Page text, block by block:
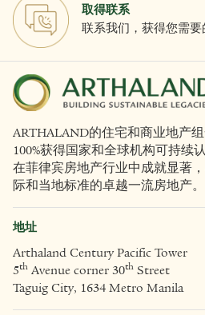
取得联系
联系我们，获得您需要
ARTHALAND的住宅和商业地产
100%获得国家和全球机构可持续
在菲律宾房地产行业中成就显著
际和当地标准的卓越一流房地产。
地址
Arthaland Century Pacific Tower
5th Avenue corner 30th Street
Taguig City, 1634 Metro Manila